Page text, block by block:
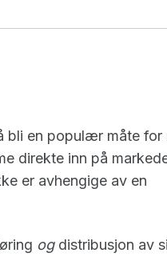
bli en populær måte for
direkte inn på
er avhengige av en
ogdistribusjon av